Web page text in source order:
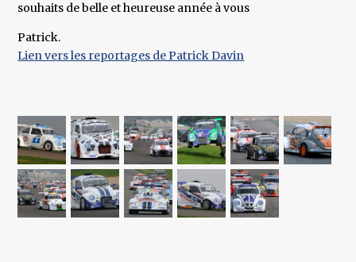
souhaits de belle et heureuse année à vous
Patrick.
Lien vers les reportages de Patrick Davin